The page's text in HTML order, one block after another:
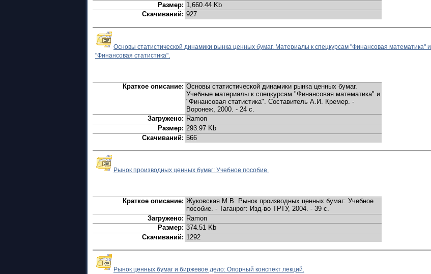
Размер: 1,660.44 Kb
Скачиваний: 927
Основы статистической динамики рынка ценных бумаг. Материалы к спецкурсам "Финансовая математика" и
"Финансовая статистика".
Краткое описание: Основы статистической динамики рынка ценных бумаг.
Учебные материалы к спецкурсам "Финансовая математика" и
"Финансовая статистика". Составитель А.И. Кремер. -
Воронеж, 2000. - 24 с.
Загружено: Ramon
Размер: 293.97 Kb
Скачиваний: 566
Рынок производных ценных бумаг: Учебное пособие.
Краткое описание: Жуковская М.В. Рынок производных ценных бумаг: Учебное
пособие. - Таганрог: Изд-во ТРТУ, 2004. - 39 с.
Загружено: Ramon
Размер: 374.51 Kb
Скачиваний: 1292
Рынок ценных бумаг и биржевое дело: Опорный конспект лекций.